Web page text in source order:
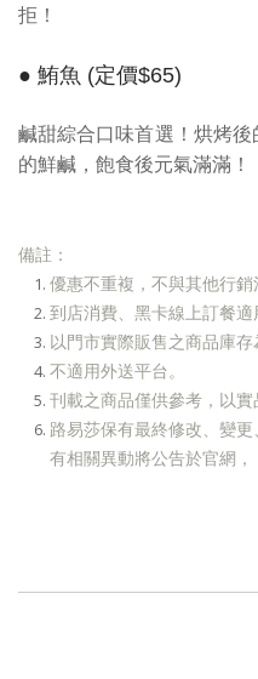
拒！
● 鮪魚 (定價$65)
鹹甜綜合口味首選！烘烤
的鮮鹹，飽食後元氣滿滿！
備註：
優惠不重複，不與其他行銷
到店消費、黑卡線上訂餐適
以門市實際販售之商品庫存
不適用外送平台。
刊載之商品僅供參考，以實
路易莎保有最終修改、變
有相關異動將公告於官網，